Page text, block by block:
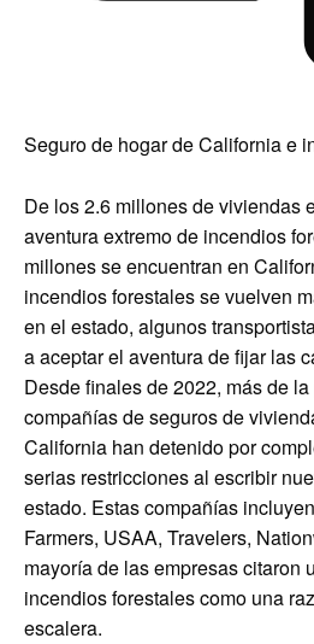
Seguro de hogar de California e
De los 2.6 millones de viviendas
aventura extremo de incendios
millones se encuentran en
incendios forestales se vuelven
en el estado, algunos
a aceptar el aventura de fijar las
Desde finales de 2022, más de
compañías de seguros de
California han detenido por
serias restricciones al escribir
estado. Estas compañías
Farmers, USAA, Travelers,
mayoría de las empresas citaron
incendios forestales como una
escalera.